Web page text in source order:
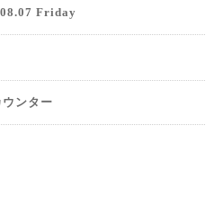
Friday
ウンター